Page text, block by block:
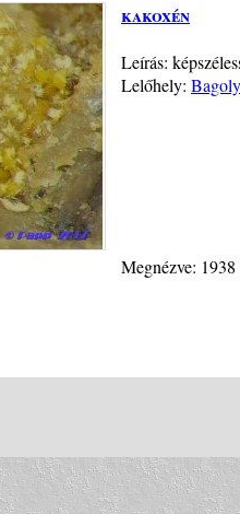
kakoxén
Leírás:
Lelőhely:
Megnézve: